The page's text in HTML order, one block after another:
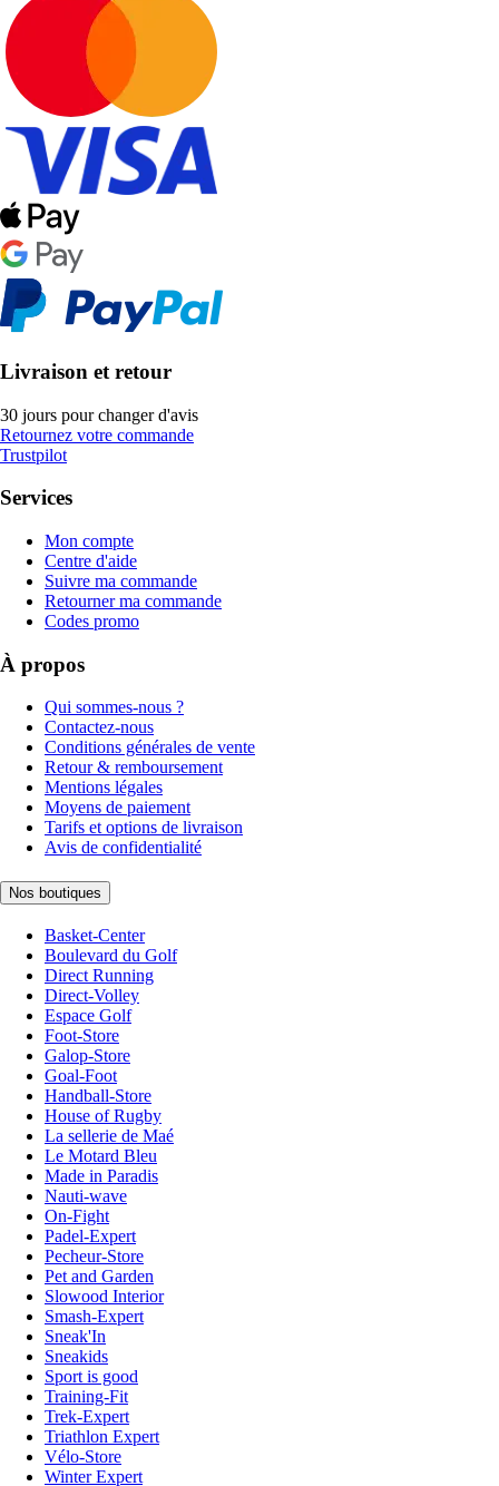
Livraison et retour
30 jours pour changer d'avis
Retournez votre commande
Trustpilot
Services
Mon compte
Centre d'aide
Suivre ma commande
Retourner ma commande
Codes promo
À propos
Qui sommes-nous ?
Contactez-nous
Conditions générales de vente
Retour & remboursement
Mentions légales
Moyens de paiement
Tarifs et options de livraison
Avis de confidentialité
Nos boutiques
Basket-Center
Boulevard du Golf
Direct Running
Direct-Volley
Espace Golf
Foot-Store
Galop-Store
Goal-Foot
Handball-Store
House of Rugby
La sellerie de Maé
Le Motard Bleu
Made in Paradis
Nauti-wave
On-Fight
Padel-Expert
Pecheur-Store
Pet and Garden
Slowood Interior
Smash-Expert
Sneak'In
Sneakids
Sport is good
Training-Fit
Trek-Expert
Triathlon Expert
Vélo-Store
Winter Expert